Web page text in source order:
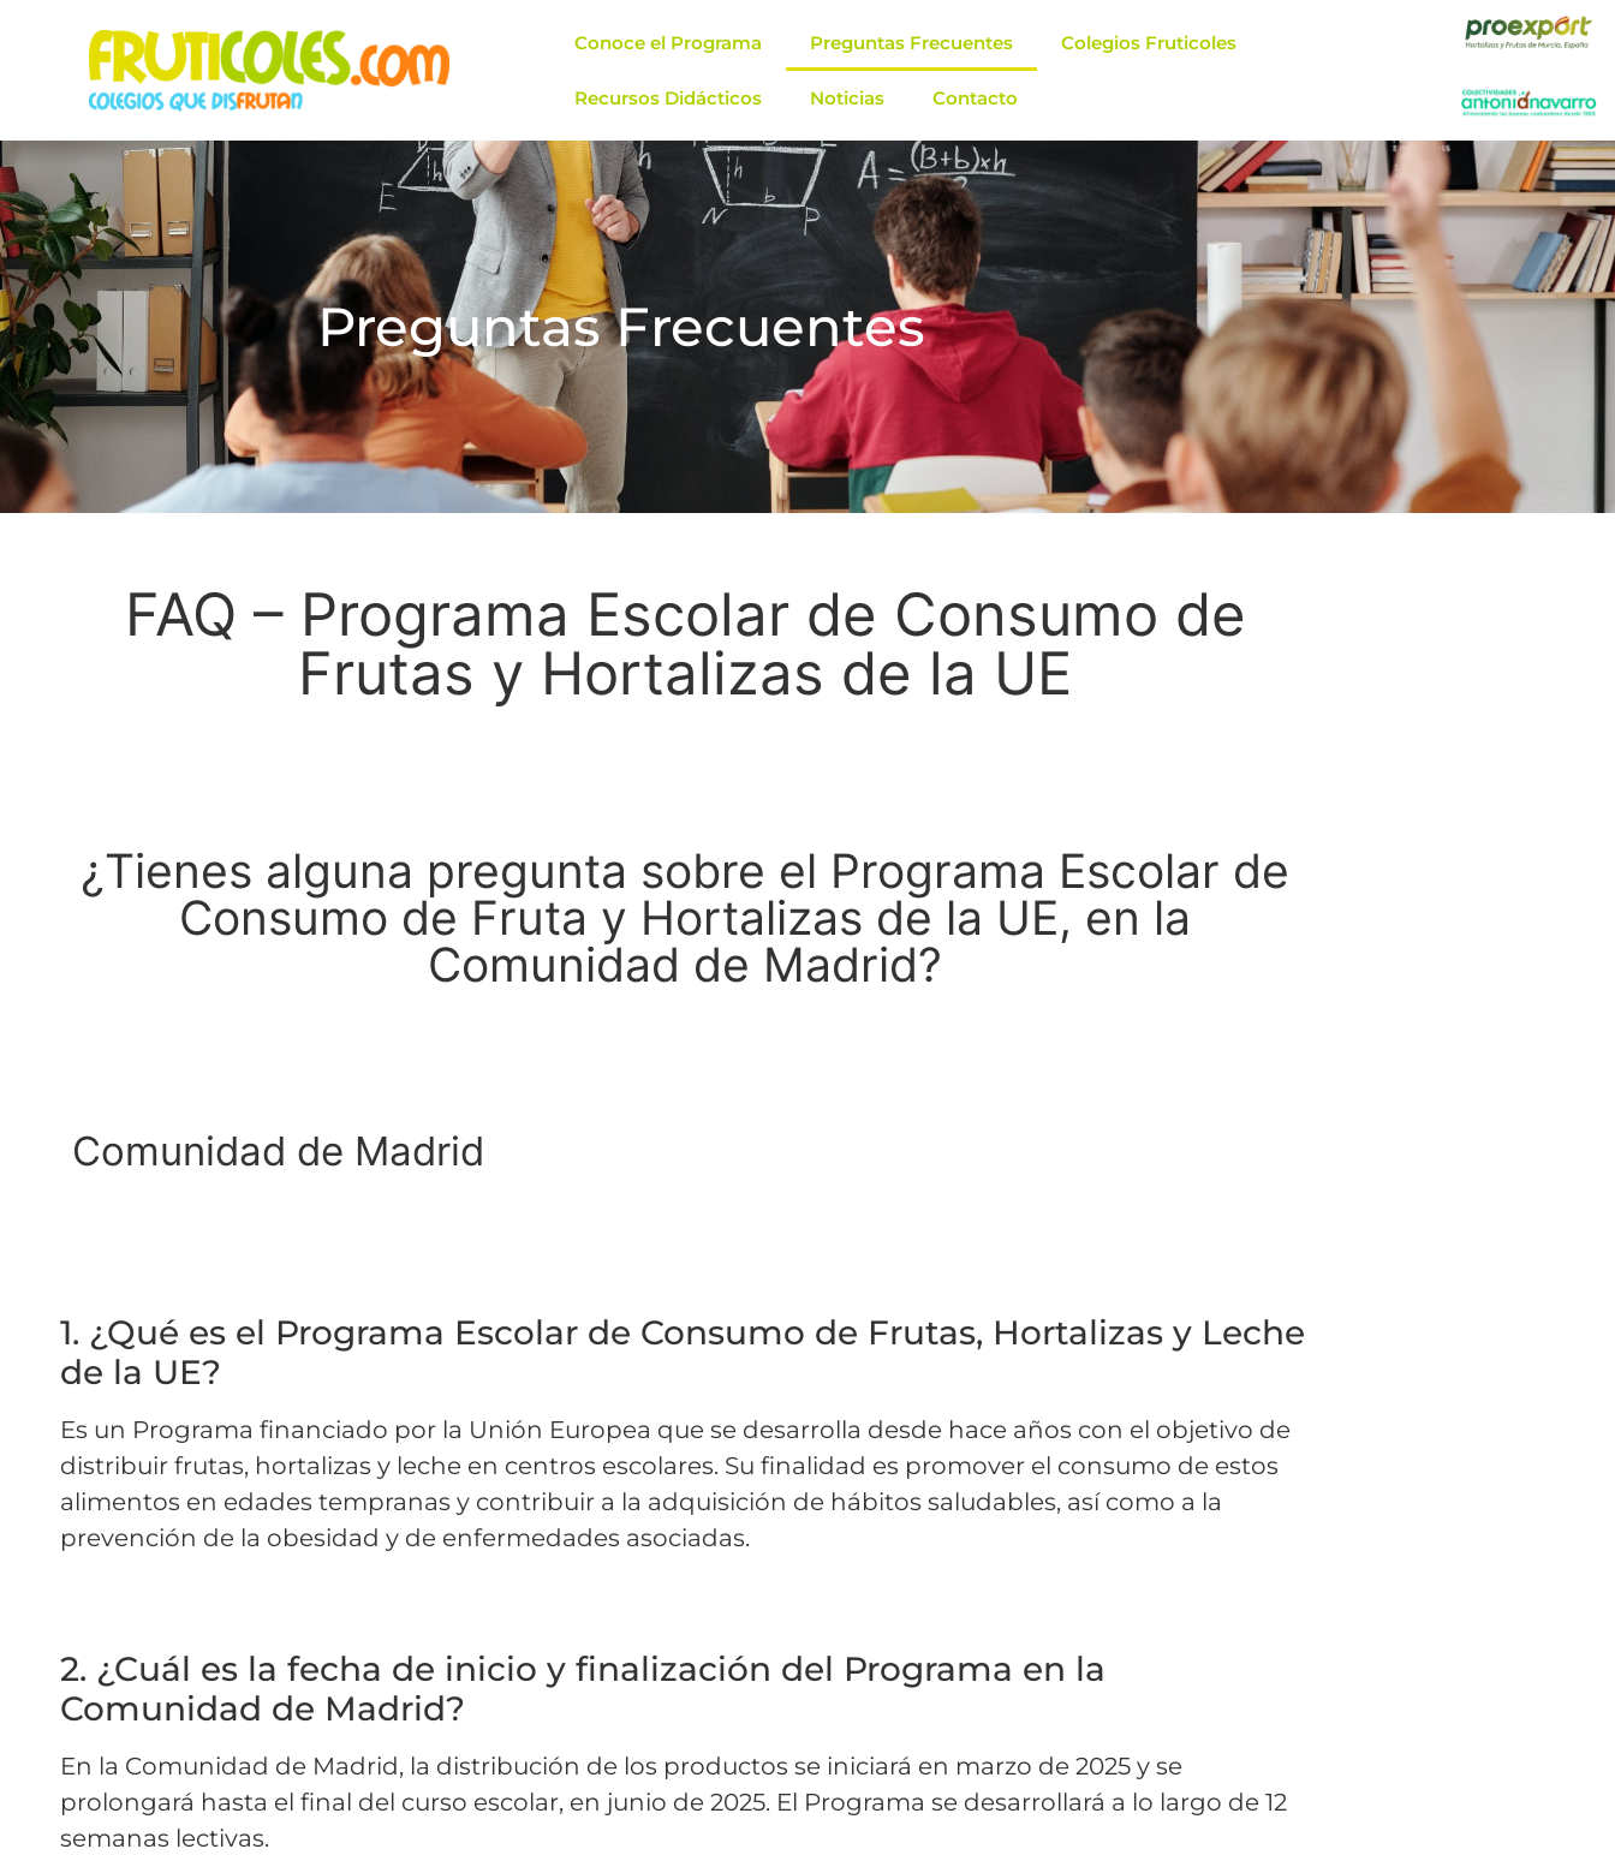
Conoce el Programa Preguntas Frecuentes Colegios Fruticoles
Recursos Didácticos Noticias Contacto
Preguntas Frecuentes
FAQ – Programa Escolar de Consumo de
Frutas y Hortalizas de la UE
¿Tienes alguna pregunta sobre el Programa Escolar de
Consumo de Fruta y Hortalizas de la UE, en la
Comunidad de Madrid?
Comunidad de Madrid
1. ¿Qué es el Programa Escolar de Consumo de Frutas, Hortalizas y Leche
de la UE?
Es un Programa financiado por la Unión Europea que se desarrolla desde hace años con el objetivo de
distribuir frutas, hortalizas y leche en centros escolares. Su finalidad es promover el consumo de estos
alimentos en edades tempranas y contribuir a la adquisición de hábitos saludables, así como a la
prevención de la obesidad y de enfermedades asociadas.
2. ¿Cuál es la fecha de inicio y finalización del Programa en la
Comunidad de Madrid?
En la Comunidad de Madrid, la distribución de los productos se iniciará en marzo de 2025 y se
prolongará hasta el final del curso escolar, en junio de 2025. El Programa se desarrollará a lo largo de 12
semanas lectivas.